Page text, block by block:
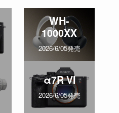
WH-
1000XX
2026/6/05発売
α7R VI
2026/6/05発売